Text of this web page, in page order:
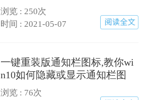
浏览 : 250次
时间 : 2021-05-07
一键重装版通知栏图标,教你wi
n10如何隐藏或显示通知栏图
浏览 : 76次